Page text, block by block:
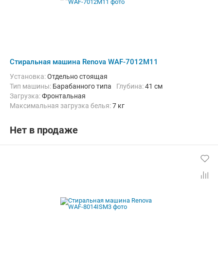
Стиральная машина Renova WAF-7012M11
Установка:Отдельно стоящая
Тип машины: Барабанного типа Глубина:41 см
загрузка:Фронтальная
Максимальная загрузка белья:7 кг
Материал бака:
Дополнительные функции:
Ширина:59.5 см
Нет в продаже